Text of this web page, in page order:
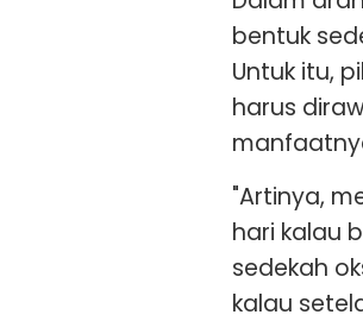
bentuk
Untuk itu,
harus
"Artinya,
hari kalau
sedekah
kalau